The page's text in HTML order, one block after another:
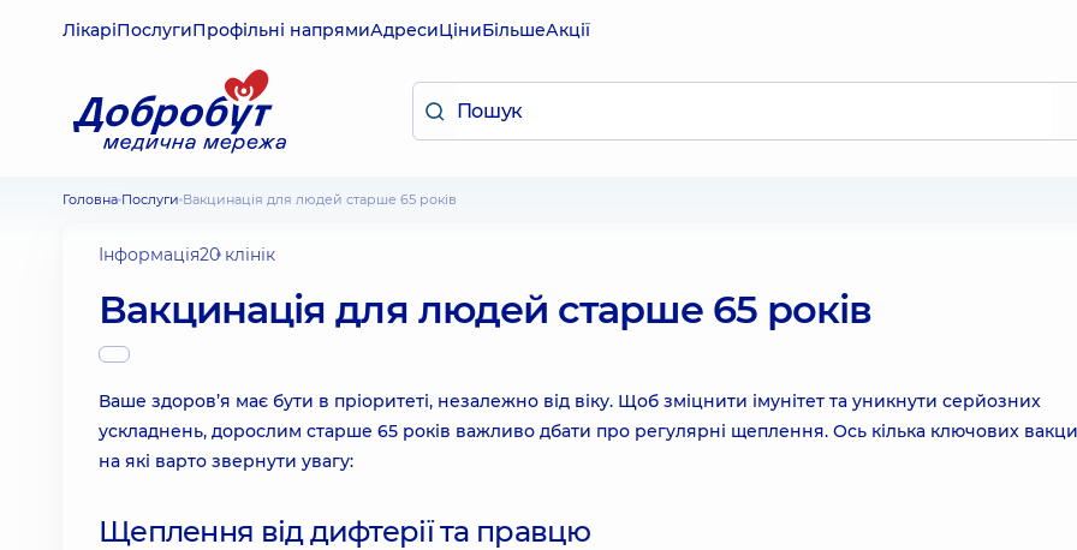
ЛікаріПослугиПрофільні напрямиАдресиЦіниБільшеАкції
Головна Послуги Вакцинація для людей старше 65 років
Інформація20 клінік
Вакцинація для людей старше 65 років
Ваше здоров’я має бути в пріоритеті, незалежно від віку. Щоб зміцнити імунітет та уникнути серйозних
ускладнень, дорослим старше 65 років важливо дбати про регулярні щеплення. Ось кілька ключових
на які варто звернути увагу:
Щеплення від дифтерії та правцю